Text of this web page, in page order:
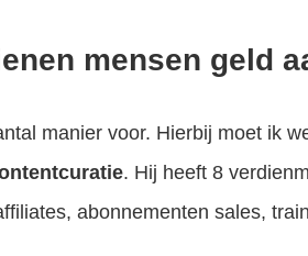
mensen geld
manier voor. Hierbij moet ik
. Hij heeft 8
abonnementen sales,